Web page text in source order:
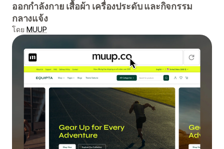
ออกกำลังกาย เสื้อผ้า เครื่องประดับ และกิจกรรม
กลางแจ้ง
โดย MUUP